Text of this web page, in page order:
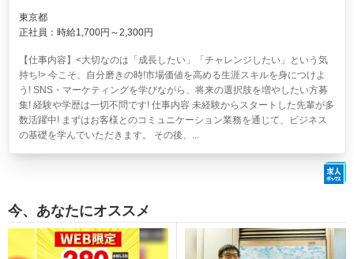
東京都
正社員：時給1,700円～2,300円
【仕事内容】<大切なのは「成長したい」「チャレンジしたい」という気
持ち!> 今こそ、自分磨きの時!市場価値を高める生涯スキルを身につけよ
う! SNS・マーケティングを学びながら、将来の選択肢を増やしたい方募
集! 経験や学歴は一切不問です! 仕事内容 未経験からスタートした先輩が多
数活躍中! まずはお客様とのコミュニケーション業務を通じて、ビジネス
の基礎を学んでいただきます。 その後、...
今、あなたにオススメ